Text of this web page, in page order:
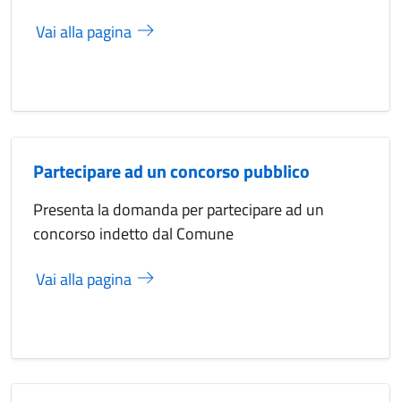
Vai alla pagina
Partecipare ad un concorso pubblico
Presenta la domanda per partecipare ad un
concorso indetto dal Comune
Vai alla pagina